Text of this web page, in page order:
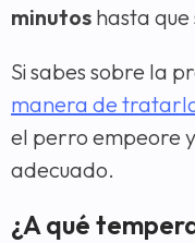
minutos hasta
Si sabes sobre la
manera de
el perro empeore
adecuado.
¿A qué